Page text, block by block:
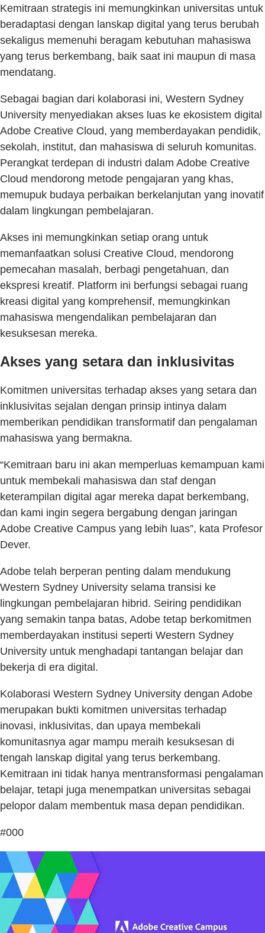
Kemitraan strategis ini memungkinkan universitas untuk
beradaptasi dengan lanskap digital yang terus berubah
sekaligus memenuhi beragam kebutuhan mahasiswa
yang terus berkembang, baik saat ini maupun di masa
mendatang.
Sebagai bagian dari kolaborasi ini, Western Sydney
University menyediakan akses luas ke ekosistem digital
Adobe Creative Cloud, yang memberdayakan pendidik,
sekolah, institut, dan mahasiswa di seluruh komunitas.
Perangkat terdepan di industri dalam Adobe Creative
Cloud mendorong metode pengajaran yang khas,
memupuk budaya perbaikan berkelanjutan yang inovatif
dalam lingkungan pembelajaran.
Akses ini memungkinkan setiap orang untuk
memanfaatkan solusi Creative Cloud, mendorong
pemecahan masalah, berbagi pengetahuan, dan
ekspresi kreatif. Platform ini berfungsi sebagai ruang
kreasi digital yang komprehensif, memungkinkan
mahasiswa mengendalikan pembelajaran dan
kesuksesan mereka.
Akses yang setara dan inklusivitas
Komitmen universitas terhadap akses yang setara dan
inklusivitas sejalan dengan prinsip intinya dalam
memberikan pendidikan transformatif dan pengalaman
mahasiswa yang bermakna.
“Kemitraan baru ini akan memperluas kemampuan kami
untuk membekali mahasiswa dan staf dengan
keterampilan digital agar mereka dapat berkembang,
dan kami ingin segera bergabung dengan jaringan
Adobe Creative Campus yang lebih luas”, kata Profesor
Dever.
Adobe telah berperan penting dalam mendukung
Western Sydney University selama transisi ke
lingkungan pembelajaran hibrid. Seiring pendidikan
yang semakin tanpa batas, Adobe tetap berkomitmen
memberdayakan institusi seperti Western Sydney
University untuk menghadapi tantangan belajar dan
bekerja di era digital.
Kolaborasi Western Sydney University dengan Adobe
merupakan bukti komitmen universitas terhadap
inovasi, inklusivitas, dan upaya membekali
komunitasnya agar mampu meraih kesuksesan di
tengah lanskap digital yang terus berkembang.
Kemitraan ini tidak hanya mentransformasi pengalaman
belajar, tetapi juga menempatkan universitas sebagai
pelopor dalam membentuk masa depan pendidikan.
#000